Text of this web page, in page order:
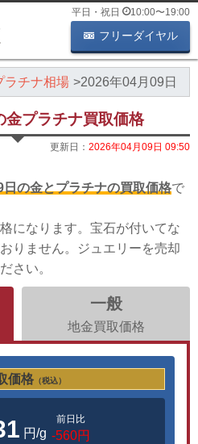
平日・祝日 10:00〜19:00
フリーダイヤル
ラチナ相場 2026年04月09日
プラチナ買取価格
更新日： 2026年04月09日 09:50
の金とプラチナの買取価格で
になります。宝石が付いてな
りません。ジュエリーを売却
さい。
一般
地金買取価格
価格 （税込）
円/g
前日比
-560円